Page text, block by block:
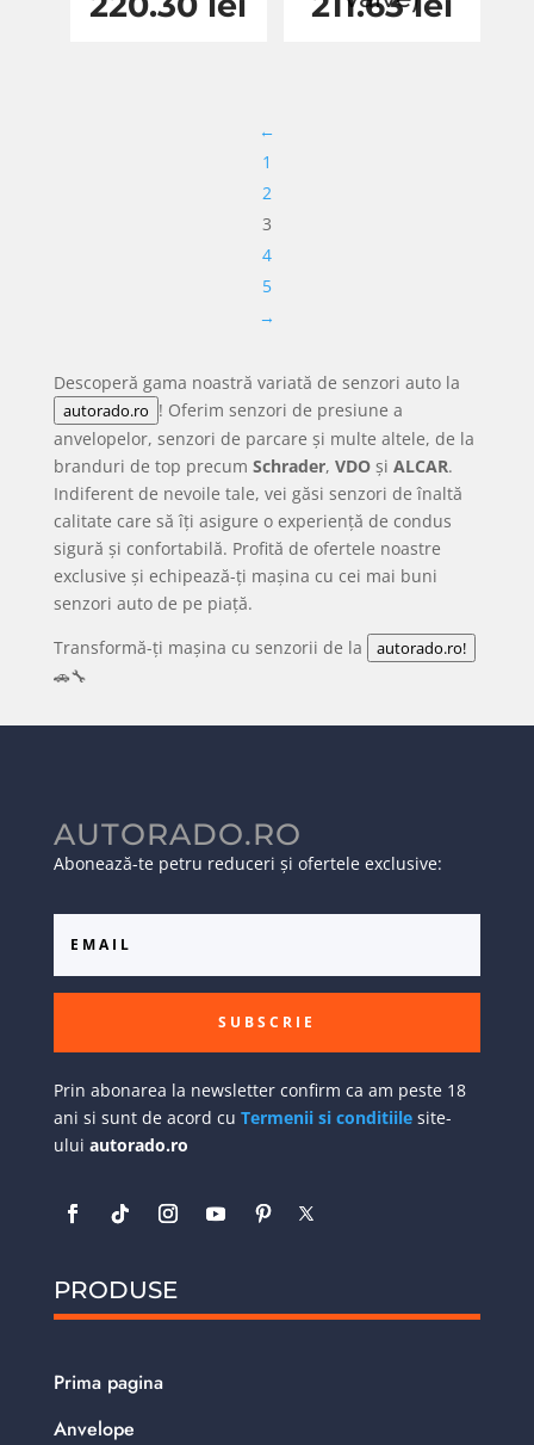
←
1
2
3
4
5
→
Descoperă gama noastră variată de senzori auto la
autorado.ro ! Oferim senzori de presiune a
anvelopelor, senzori de parcare și multe altele, de la
branduri de top precum Schrader, VDOși ALCAR.
Indiferent de nevoile tale, vei găsi senzori de înaltă
calitate care să îți asigure o experiență de condus
sigură și confortabilă. Profită de ofertele noastre
exclusive și echipează-ți mașina cu cei mai buni
senzori auto de pe piață.
Transformă-ți mașina cu senzorii de la
autorado.ro!
🚗🔧
AUTORADO.RO
Abonează-te petru reduceri și ofertele exclusive:
SUBSCRIE
Prin abonarea la newsletter confirm ca am peste 18
ani si sunt de acord cu Termenii si conditiilesite-
ului autorado.ro
PRODUSE
Prima pagina
Anvelope